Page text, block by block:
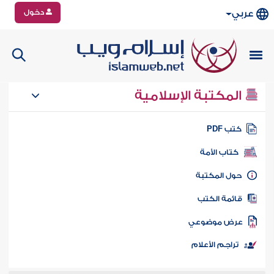
عربي دخول
المكتبة الإسلامية
كتب PDF
كتاب الأمة
المكتبة
الكتب
موضوعي